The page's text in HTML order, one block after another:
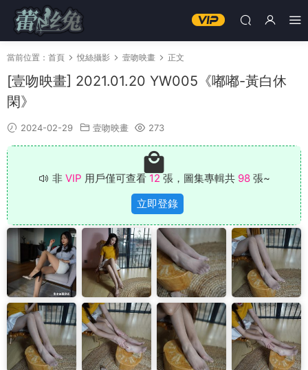
當前位置： 首頁 悅絲攝影 壹吻映畫 正文
[壹吻映畫] 2021.01.20 YW005《嘟嘟-黃白休
閑》
2024-02-29 壹吻映畫 273
非 VIP 用戶僅可查看 12 張，圖集專輯共 98張~
立即登錄